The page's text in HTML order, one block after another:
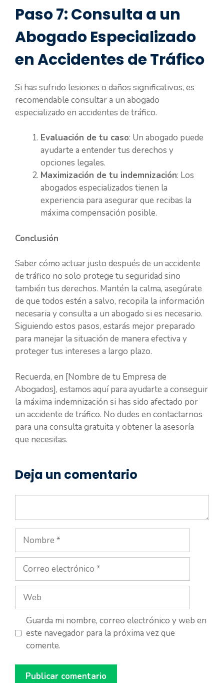
Paso 7: Consulta a un
Abogado Especializado
en Accidentes de Tráfico
Si has sufrido lesiones o daños significativos, es
recomendable consultar a un abogado
especializado en accidentes de tráfico.
Evaluación de tu caso: Un abogado puede
ayudarte a entender tus derechos y
opciones legales.
Maximización de tu indemnización: Los
abogados especializados tienen la
experiencia para asegurar que recibas la
máxima compensación posible.
Conclusión
Saber cómo actuar justo después de un accidente
de tráfico no solo protege tu seguridad sino
también tus derechos. Mantén la calma, asegúrate
de que todos estén a salvo, recopila la información
necesaria y consulta a un abogado si es necesario.
Siguiendo estos pasos, estarás mejor preparado
para manejar la situación de manera efectiva y
proteger tus intereses a largo plazo.
Recuerda, en [Nombre de tu Empresa de
Abogados], estamos aquí para ayudarte a conseguir
la máxima indemnización si has sido afectado por
un accidente de tráfico. No dudes en contactarnos
para una consulta gratuita y obtener la asesoría
que necesitas.
Deja un comentario
Nombre
Correo
electrónico
Web
Guarda mi nombre, correo electrónico y web en
este navegador para la próxima vez que
comente.